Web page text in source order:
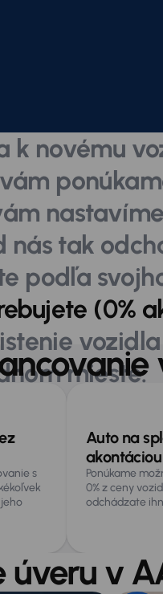
k novému
nás tak
podľa
(0%
mieste.
s
Auto na
akontáciou
Ponúkame
0% z ceny
odchádzate
v